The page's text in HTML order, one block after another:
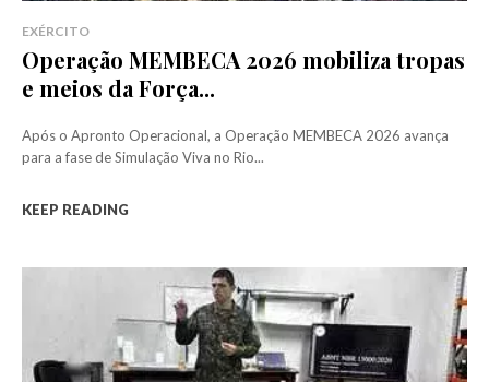
EXÉRCITO
Operação MEMBECA 2026 mobiliza tropas
e meios da Força...
Após o Apronto Operacional, a Operação MEMBECA 2026 avança
para a fase de Simulação Viva no Rio...
KEEP READING